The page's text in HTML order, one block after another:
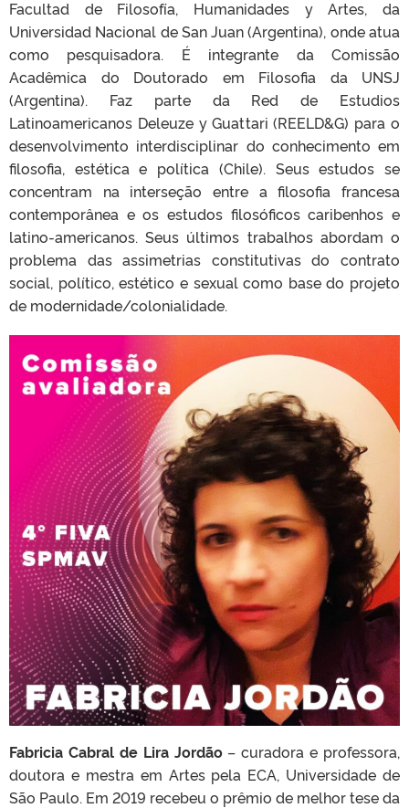
Facultad de Filosofía, Humanidades y Artes, da
Universidad Nacional de San Juan (Argentina), onde atua
como pesquisadora. É integrante da Comissão
Acadêmica do Doutorado em Filosofia da UNSJ
(Argentina). Faz parte da Red de Estudios
Latinoamericanos Deleuze y Guattari (REELD&G) para o
desenvolvimento interdisciplinar do conhecimento em
filosofia, estética e política (Chile). Seus estudos se
concentram na interseção entre a filosofia francesa
contemporânea e os estudos filosóficos caribenhos e
latino-americanos. Seus últimos trabalhos abordam o
problema das assimetrias constitutivas do contrato
social, político, estético e sexual como base do projeto
de modernidade/colonialidade.
Fabricia Cabral de Lira Jordão– curadora e professora,
doutora e mestra em Artes pela ECA, Universidade de
São Paulo. Em 2019 recebeu o prêmio de melhor tese da